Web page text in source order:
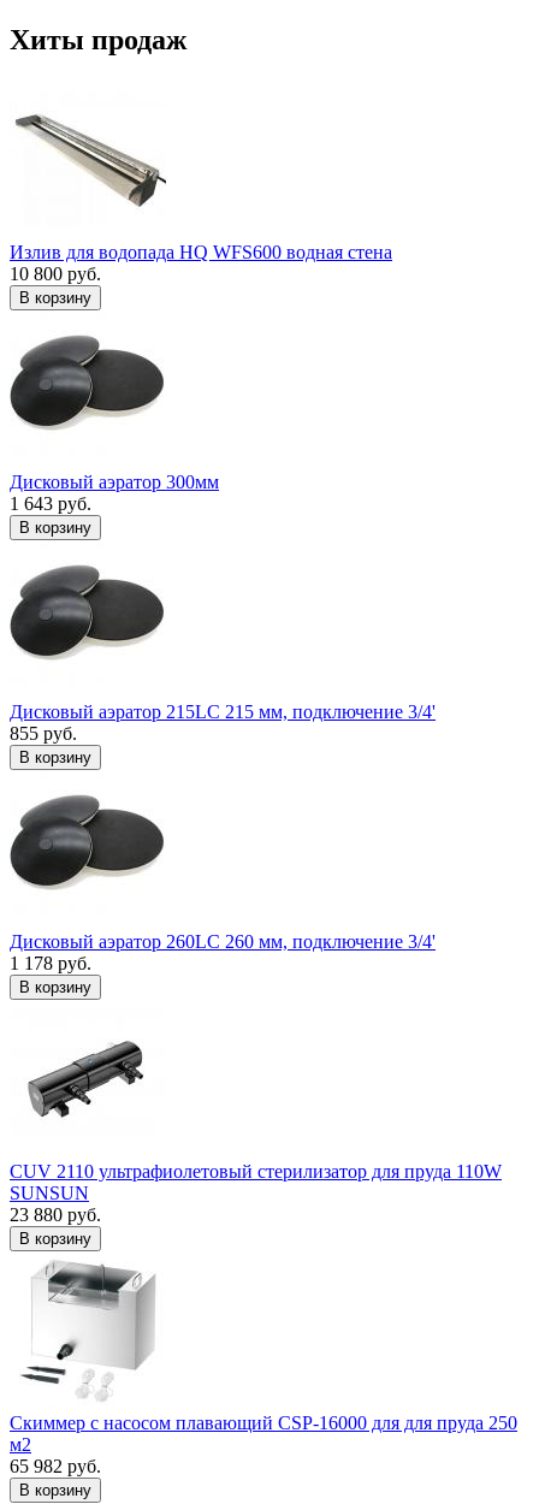
Хиты продаж
Излив для водопада HQ WFS600 водная стена
10 800 руб.
В корзину
Дисковый аэратор 300мм
1 643 руб.
В корзину
Дисковый аэратор 215LC 215 мм, подключение 3/4'
855 руб.
В корзину
Дисковый аэратор 260LC 260 мм, подключение 3/4'
1 178 руб.
В корзину
CUV 2110 ультрафиолетовый стерилизатор для пруда 110W
SUNSUN
23 880 руб.
В корзину
Скиммер с насосом плавающий CSP-16000 для для пруда 250
м2
65 982 руб.
В корзину